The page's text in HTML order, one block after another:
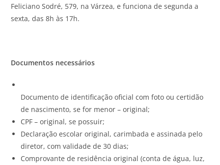
Feliciano Sodré, 579, na Várzea, e funciona de segunda a
sexta, das 8h às 17h.
Documentos necessários
Documento de identificação oficial com foto ou certidão
de nascimento, se for menor – original;
CPF – original, se possuir;
Declaração escolar original, carimbada e assinada pelo
diretor, com validade de 30 dias;
Comprovante de residência original (conta de água, luz,